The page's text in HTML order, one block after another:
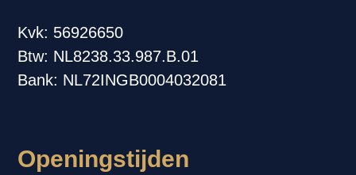
Kvk: 56926650
Btw: NL8238.33.987.B.01
Bank: NL72INGB0004032081
Openingstijden